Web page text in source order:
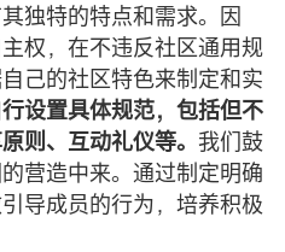
独特的特点和需求。因
权，在不违反社区通用规
己的社区特色来制定和实
设置具体规范，包括但不
则、互动礼仪等。 我们鼓
营造中来。通过制定明确
导成员的行为，培养积极